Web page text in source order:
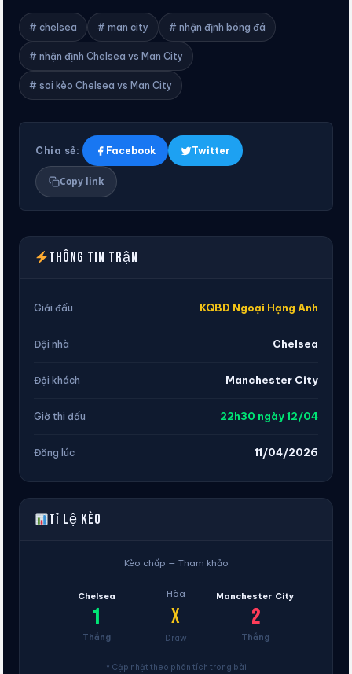
# chelsea # man city # nhận định bóng đá
# nhận định Chelsea vs Man City
# soi kèo Chelsea vs Man City
Chia sẻ: Facebook Twitter
Copy link
Thông tin trận
Giải đấu KQBD Ngoại Hạng Anh
Đội nhà Chelsea
Đội khách Manchester City
Giờ thi đấu 22h30 ngày 12/04
Đăng lúc 11/04/2026
Tỉ lệ kèo
Kèo chấp — Tham khảo
Chelsea
1
Thắng
Hòa
X
Draw
Manchester City
2
Thắng
* Cập nhật theo phân tích trong bài